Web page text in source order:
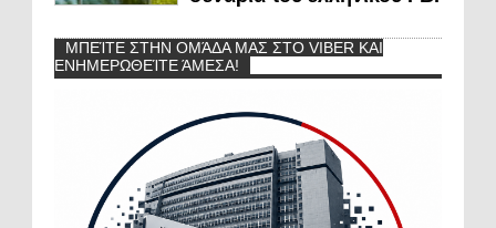
ΜΠΕΊΤΕ ΣΤΗΝ ΟΜΆΔΑ ΜΑΣ ΣΤΟ VIBER ΚΑΙ
ΕΝΗΜΕΡΩΘΕΊΤΕ ΆΜΕΣΑ!